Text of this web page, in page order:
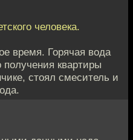
человека.
время. Горячая вода
квартиры
стоял смеситель и